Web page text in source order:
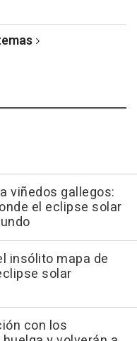
viñedos gallegos:
el eclipse solar
insólito mapa de
solar
con los